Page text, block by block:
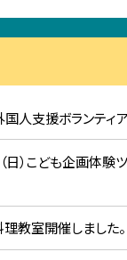
人支援ボランティ
日）こども企画体験
教室開催しました。